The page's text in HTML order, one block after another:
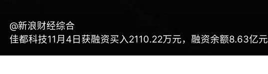
@新浪财经综合
佳都科技11月4日获融资买入2110.22万元，融资余额8.63亿元